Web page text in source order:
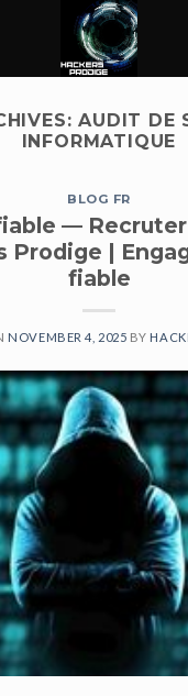
AUDIT DE
INFORMATIQUE
BLOG FR
—
Prodige |
fiable
NOVEMBER 4, 2025 BY